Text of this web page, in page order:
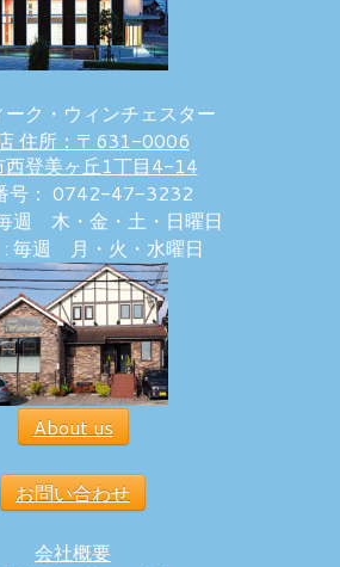
ーク・ウィンチェスター
住所：〒631-0006
西登美ヶ丘1丁目4-14
号： 0742-47-3232
週 木・金・土・日曜日
: 毎週 月・火・水曜日
About us
お問い合わせ
会社概要